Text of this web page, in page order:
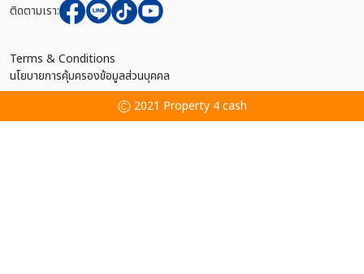
ติดตามเรา:
Terms & Conditions
นโยบายการคุ้มครองข้อมูลส่วนบุคคล
2021 Property 4 cash